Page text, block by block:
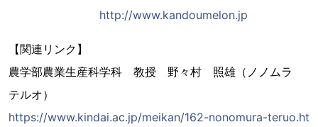
http://www.kandoumelon.jp
【関連リンク】
農学部農業生産科学科 教授 野々村 照雄（ノノムラ
テルオ）
https://www.kindai.ac.jp/meikan/162-nonomura-teruo.ht